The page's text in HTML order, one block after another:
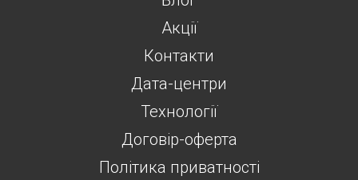
Акції
Контакти
Дата-центри
Технології
Договір-оферта
Політика приватності